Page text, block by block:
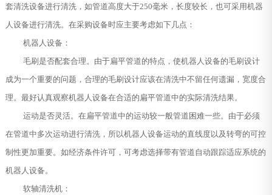
套清洗设备进行清洗，如管道高度大于250毫米，长度较长，也可采用机器
人设备进行清洗。在采购设备时应主要考虑如下几点：
机器人设备：
毛刷是否配套合理。由于扁平管道的特点，使机器人设备的毛刷设计
成为一个重要的问题，合理的毛刷设计应该在清洗中不留任何遗漏，宽度合
理。最好认真观察机器人设备在合适的扁平管道中的实际清洗结果。
运动是否灵活。在扁平管道中的运动较一般管道困难一些。由于必须
在管道中多次运动进行清洗，所以机器人设备运动的直线度以及转弯的可控
制性更加重要。如经济条件许可，可考虑选择带有管道自动跟踪适应系统的
机器人设备。
软轴清洗机：